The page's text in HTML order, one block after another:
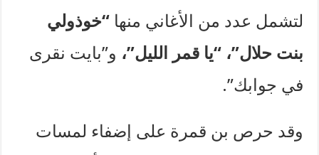
لتشمل عدد من الأغاني منها “خوذولي
بنت حلال”، “يا قمر الليل”، و”بايت نقرى
في جوابك”.
وقد حرص بن قمرة على إضفاء لمسات